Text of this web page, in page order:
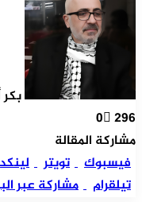
بكر
0 296
مشاركة المقالة
فيسبوك
تويتر
تيلقرام
مشاركة عبر